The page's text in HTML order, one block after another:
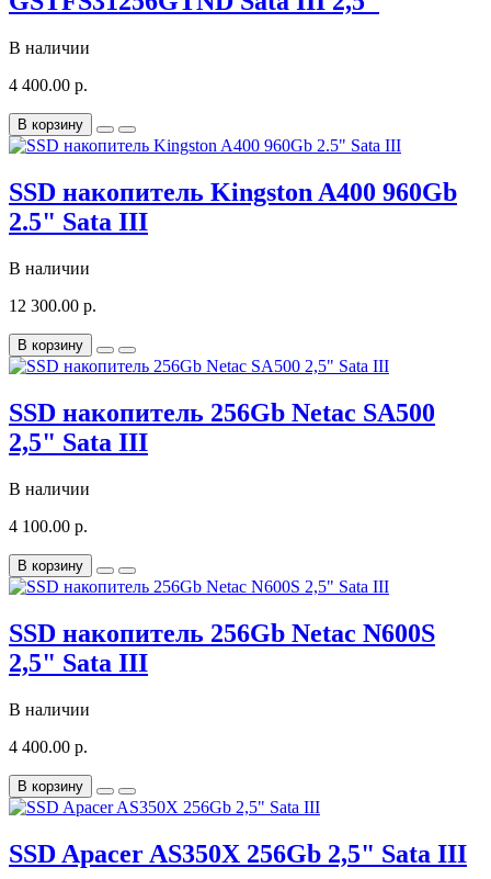
В наличии
4 400.00 р.
В корзину
SSD накопитель Kingston A400 960Gb
2.5" Sata III
В наличии
12 300.00 р.
В корзину
SSD накопитель 256Gb Netac SA500
2,5" Sata III
В наличии
4 100.00 р.
В корзину
SSD накопитель 256Gb Netac N600S
2,5" Sata III
В наличии
4 400.00 р.
В корзину
SSD Apacer AS350X 256Gb 2,5" Sata III